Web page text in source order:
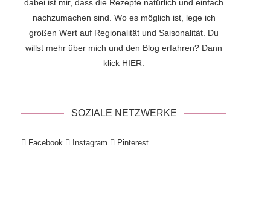
dabei ist mir, dass die Rezepte natürlich und einfach
nachzumachen sind. Wo es möglich ist, lege ich
großen Wert auf Regionalität und Saisonalität. Du
willst mehr über mich und den Blog erfahren? Dann
klick HIER
SOZIALE NETZWERKE
Facebook Instagram Pinterest